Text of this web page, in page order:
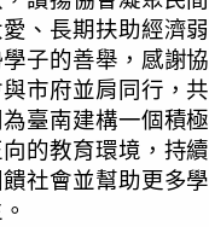
、長期扶助經濟弱
子的善舉，感謝協
市府並肩同行，共
臺南建構一個積極
的教育環境，持續
社會並幫助更多學